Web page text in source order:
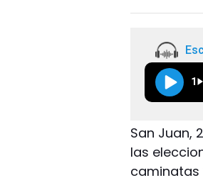
1
San Juan,
las
caminatas